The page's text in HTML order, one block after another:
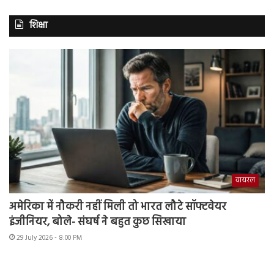
शिक्षा
वायरल
अमेरिका में नौकरी नहीं मिली तो भारत लौटे सॉफ्टवेयर
इंजीनियर, बोले- संघर्ष ने बहुत कुछ सिखाया
29 July 2026 - 8:00 PM